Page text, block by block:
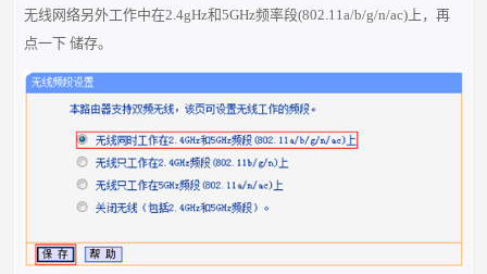
无线网络另外工作中在2.4gHz和5GHz频率段(802.11a/b/g/n/ac)上，再
点一下 储存。